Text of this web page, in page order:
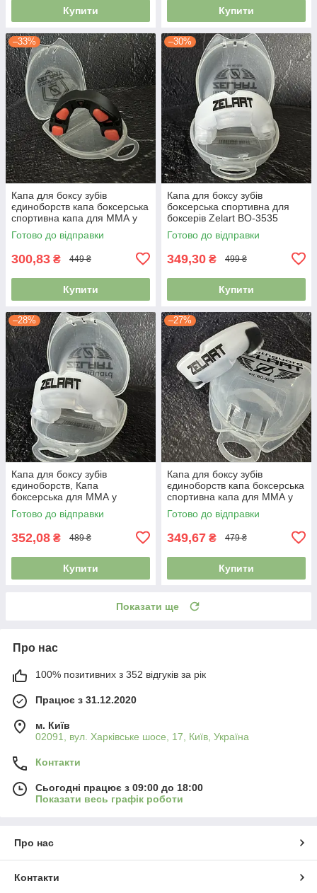
Купити Купити
–33%
Капа для боксу зубів
єдиноборств капа боксерська
спортивна капа для ММА у
футлярі BO-0062 чорний-
помаранчевий
Готово до відправки
300,83 ₴ 449 ₴
Купити
–30%
Капа для боксу зубів
боксерська спортивна для
боксерів Zelart BO-3535
білий-прозорий
Готово до відправки
349,30 ₴ 499 ₴
Купити
–28%
Капа для боксу зубів
єдиноборств, Капа
боксерська для ММА у
футлярі Zelart BO-3535
білий-прозорий
Готово до відправки
352,08 ₴ 489 ₴
Купити
–27%
Капа для боксу зубів
єдиноборств капа боксерська
спортивна капа для ММА у
футлярі Zelart BO-3535
білий-чорний
Готово до відправки
349,67 ₴ 479 ₴
Купити
Показати ще
Про нас
100% позитивних з 352 відгуків за рік
Працює з 31.12.2020
м. Київ
02091, вул. Харківське шосе, 17, Київ, Україна
Контакти
Сьогодні працює з 09:00 до 18:00
Показати весь графік роботи
Про нас
Контакти